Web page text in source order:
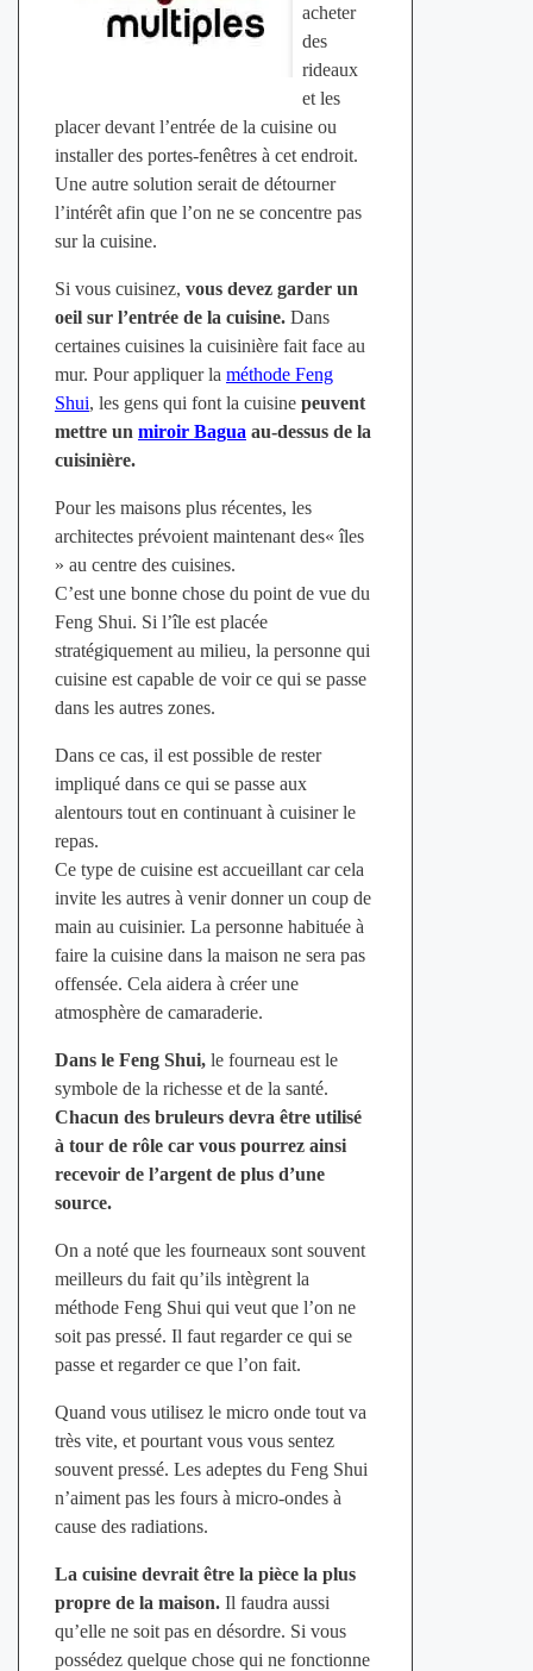
acheter
des
rideaux
et les
placer devant l’entrée de la cuisine ou
installer des portes-fenêtres à cet endroit.
Une autre solution serait de détourner
l’intérêt afin que l’on ne se concentre pas
sur la cuisine.
Si vous cuisinez, vous devez garder un
oeil sur l’entrée de la cuisine.Dans
certaines cuisines la cuisinière fait face au
mur. Pour appliquer la méthode Feng
Shui, les gens qui font la cuisine peuvent
mettre un miroir Bagua au-dessus de la
cuisinière.
Pour les maisons plus récentes, les
architectes prévoient maintenant des« îles
» au centre des cuisines.
C’est une bonne chose du point de vue du
Feng Shui. Si l’île est placée
stratégiquement au milieu, la personne qui
cuisine est capable de voir ce qui se passe
dans les autres zones.
Dans ce cas, il est possible de rester
impliqué dans ce qui se passe aux
alentours tout en continuant à cuisiner le
repas.
Ce type de cuisine est accueillant car cela
invite les autres à venir donner un coup de
main au cuisinier. La personne habituée à
faire la cuisine dans la maison ne sera pas
offensée. Cela aidera à créer une
atmosphère de camaraderie.
Dans le Feng Shui,le fourneau est le
symbole de la richesse et de la santé.
Chacun des bruleurs devra être utilisé
à tour de rôle car vous pourrez ainsi
recevoir de l’argent de plus d’une
source.
On a noté que les fourneaux sont souvent
meilleurs du fait qu’ils intègrent la
méthode Feng Shui qui veut que l’on ne
soit pas pressé. Il faut regarder ce qui se
passe et regarder ce que l’on fait.
Quand vous utilisez le micro onde tout va
très vite, et pourtant vous vous sentez
souvent pressé. Les adeptes du Feng Shui
n’aiment pas les fours à micro-ondes à
cause des radiations.
La cuisine devrait être la pièce la plus
propre de la maison.Il faudra aussi
qu’elle ne soit pas en désordre. Si vous
possédez quelque chose qui ne fonctionne